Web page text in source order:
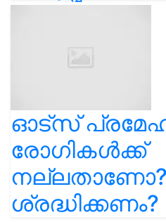
ഓട്സ്
രോഗികൾക്ക്
ശ്രദ്ധിക്കണം?